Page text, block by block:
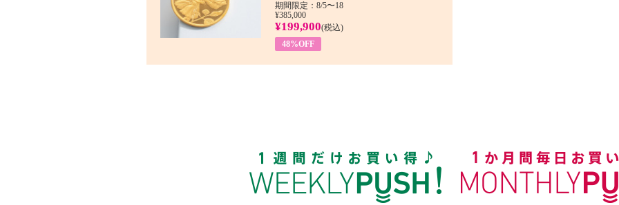
期間限定：8/5〜18
¥385,000
¥199,900(税込)
48%OFF